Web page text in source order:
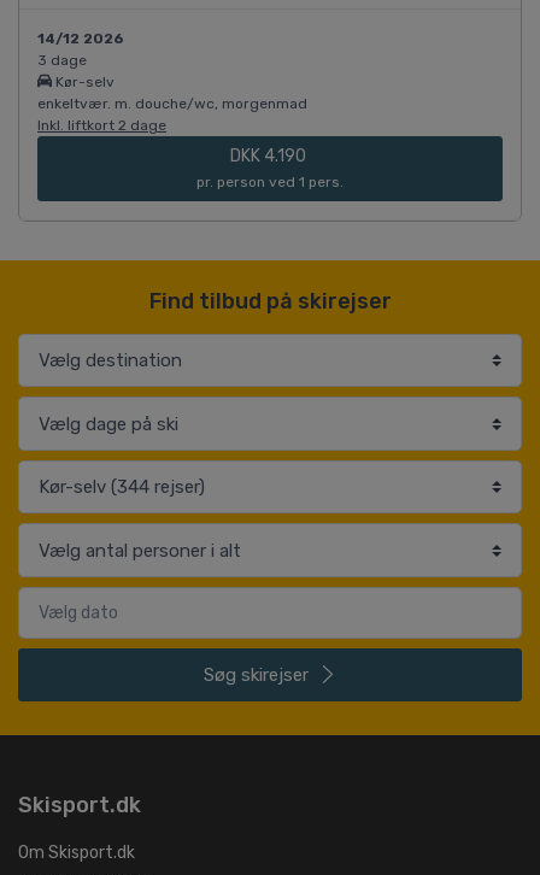
14/12 2026
3 dage
Kør-selv
enkeltvær. m. douche/wc, morgenmad
Inkl. liftkort 2 dage
DKK 4.190
pr. person ved 1 pers.
Find tilbud på skirejser
Søg skirejser
Skisport.dk
Om Skisport.dk